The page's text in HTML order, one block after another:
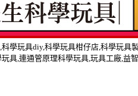
學玩具diy,科學玩具柑仔店,科學玩具
具,連通管原理科學玩具,玩具工廠,益